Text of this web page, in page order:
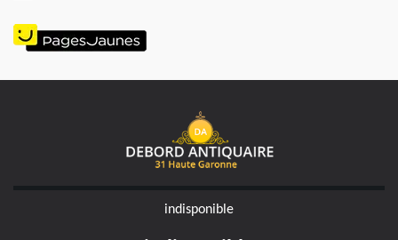
indisponible